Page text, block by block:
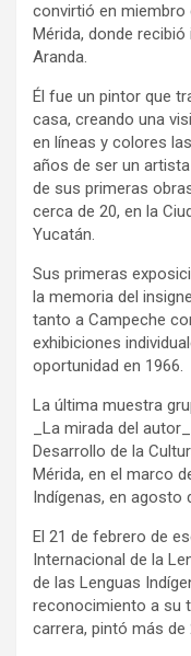
convirtió en miembro
Mérida, donde
Aranda.
Él fue un pintor que
casa, creando una
en líneas y colores
años de ser un
de sus primeras
cerca de 20, en la
Yucatán.
Sus primeras
la memoria del
tanto a Campeche
exhibiciones
oportunidad en 1966.
La última muestra
_La mirada del
Desarrollo de la
Mérida, en el marco
Indígenas, en agosto
El 21 de febrero de
Internacional de la
de las Lenguas
reconocimiento a su
carrera, pintó más